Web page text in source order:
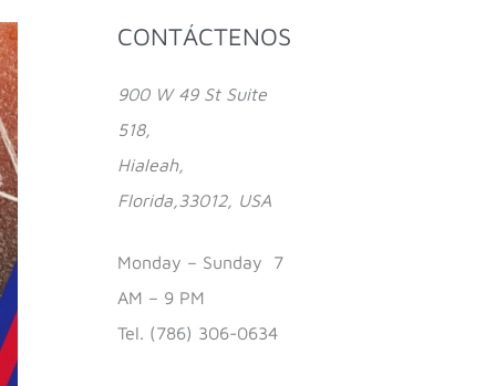
CONTÁCTENOS
900 W 49 St Suite
518,
Hialeah,
Florida,33012, USA
Monday – Sunday 7
AM – 9 PM
Tel. (786) 306-0634